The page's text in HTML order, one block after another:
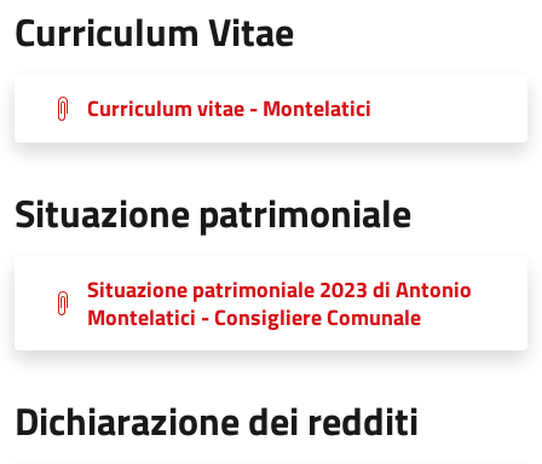
Curriculum Vitae
Curriculum vitae - Montelatici
Situazione patrimoniale
Situazione patrimoniale 2023 di Antonio
Montelatici - Consigliere Comunale
Dichiarazione dei redditi